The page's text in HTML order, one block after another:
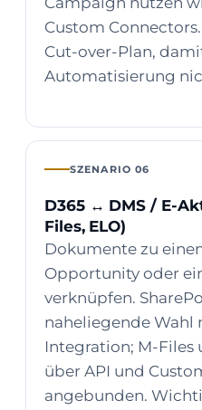
Custom
Cut-over-Plan,
Automatisierung
SZENARIO 06
D365 ↔ DMS / E-
Files, ELO)
Dokumente zu
Opportunity oder
verknüpfen.
naheliegende Wahl
Integration; M-Files
über API und
angebunden.